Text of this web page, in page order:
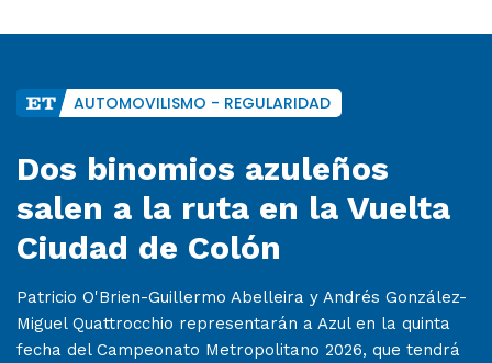
AUTOMOVILISMO - REGULARIDAD
Dos binomios azuleños
salen a la ruta en la Vuelta
Ciudad de Colón
Patricio O'Brien-Guillermo Abelleira y Andrés González-
Miguel Quattrocchio representarán a Azul en la quinta
fecha del Campeonato Metropolitano 2026, que tendrá